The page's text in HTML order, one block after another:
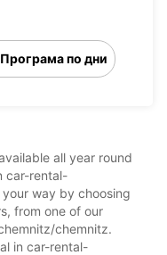
Програма по дни
all year round
car-rental-
way by choosing
from one of our
chemnitz.
in car-rental-